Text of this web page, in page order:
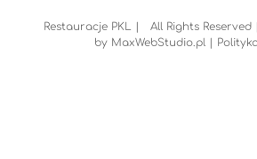
Restauracje PKL | All Rights Reserved |
by MaxWebStudio.pl|